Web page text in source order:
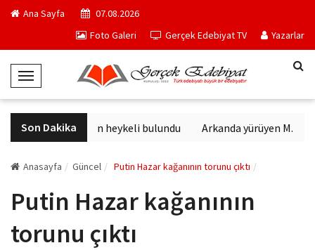
Ana Sayfa
07.08.2026
Foto Galeri
Gerçek Edebiyat TV Yazarlar
T
o
g
g
e
a
i
Son Dakika
Sağlık tanrısının heykeli bulundu Arkanda yürüyen M.
Anasayfa Güncel Putin Hazar kağanının torunu çıktı
Putin Hazar kağanının
torunu çıktı